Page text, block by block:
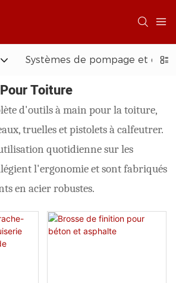
Systèmes de pompage et
Toiture
d'outils à main pour la toiture,
truelles et pistolets à calfeutrer.
quotidienne sur les
l'ergonomie et sont fabriqués
en acier robustes.